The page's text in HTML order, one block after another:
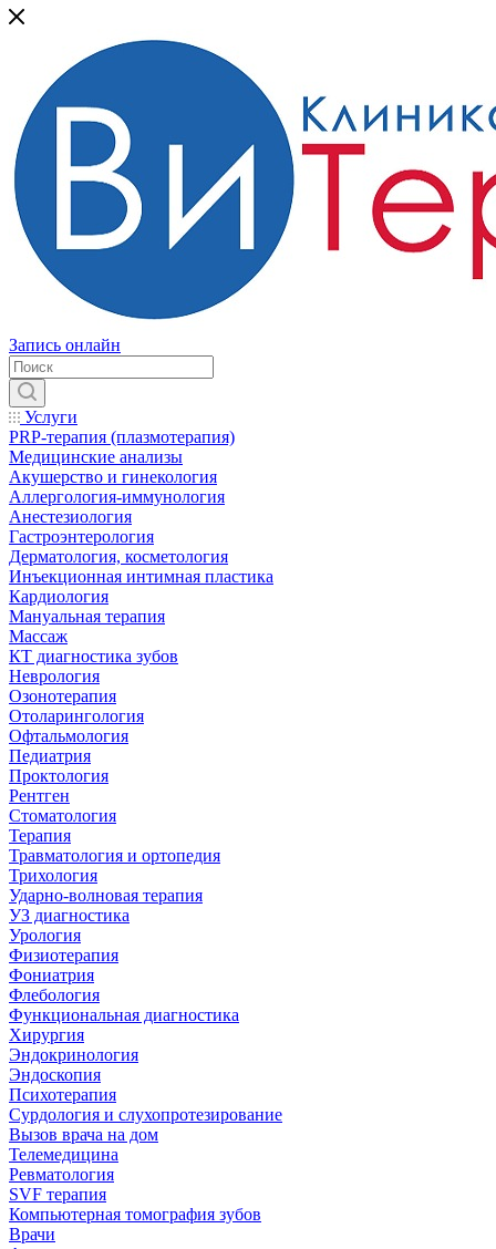
Запись онлайн
Услуги
PRP-терапия (плазмотерапия)
Медицинские анализы
Акушерство и гинекология
Аллергология-иммунология
Анестезиология
Гастроэнтерология
Дерматология, косметология
Инъекционная интимная пластика
Кардиология
Мануальная терапия
Массаж
КТ диагностика зубов
Неврология
Озонотерапия
Отоларингология
Офтальмология
Педиатрия
Проктология
Рентген
Стоматология
Терапия
Травматология и ортопедия
Трихология
Ударно-волновая терапия
УЗ диагностика
Урология
Физиотерапия
Фониатрия
Флебология
Функциональная диагностика
Хирургия
Эндокринология
Эндоскопия
Психотерапия
Сурдология и слухопротезирование
Вызов врача на дом
Телемедицина
Ревматология
SVF терапия
Компьютерная томография зубов
Врачи